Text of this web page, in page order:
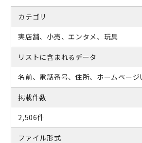
カテゴリ
実店舗、小売、エンタメ、玩具
リストに含まれるデータ
名前、電話番号、住所、ホームページ
掲載件数
2,506件
ファイル形式